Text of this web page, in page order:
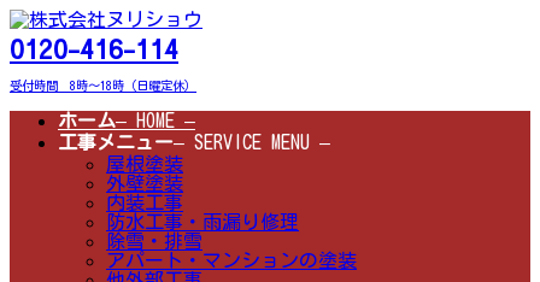
コ
ン
テ
ン
ツ
へ
ナ
ビ
ゲ
ー
シ
ョ
0120-416-114
受付時間 8時～18時（日曜定休）
ホーム– HOME –
工事メニュー– SERVICE MENU –
屋根塗装
外壁塗装
内装工事
防水工事・雨漏り修理
除雪・排雪
アパート・マンションの塗装